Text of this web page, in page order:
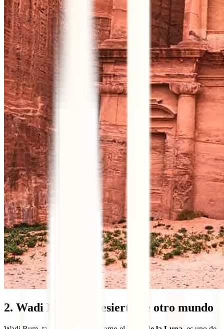
2. Wadi Rum: un desierto de otro mundo